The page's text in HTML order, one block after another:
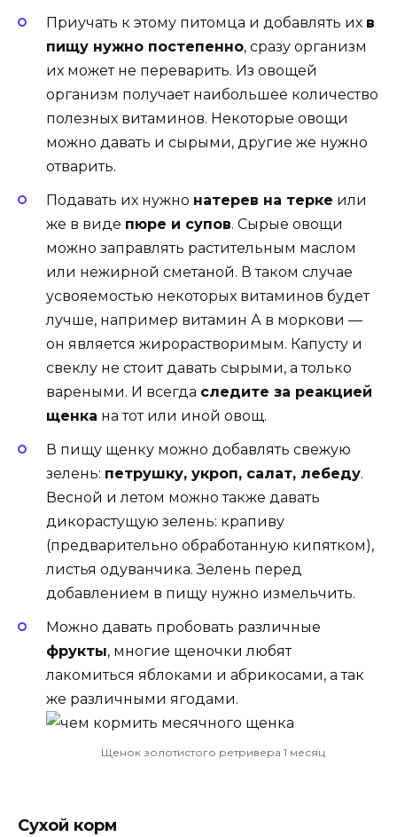
Приучать к этому питомца и добавлять их в
пищу нужно постепенно, сразу организм
их может не переварить. Из овощей
организм получает наибольшее количество
полезных витаминов. Некоторые овощи
можно давать и сырыми, другие же нужно
отварить.
Подавать их нужно натерев на терке или
же в виде пюре и супов. Сырые овощи
можно заправлять растительным маслом
или нежирной сметаной. В таком случае
усвояемостью некоторых витаминов будет
лучше, например витамин А в моркови —
он является жирорастворимым. Капусту и
свеклу не стоит давать сырыми, а только
вареными. И всегда следите за реакцией
щенка на тот или иной овощ.
В пищу щенку можно добавлять свежую
зелень: петрушку, укроп, салат, лебеду.
Весной и летом можно также давать
дикорастущую зелень: крапиву
(предварительно обработанную кипятком),
листья одуванчика. Зелень перед
добавлением в пищу нужно измельчить.
Можно давать пробовать различные
фрукты, многие щеночки любят
лакомиться яблоками и абрикосами, а так
же различными ягодами.
Щенок золотистого ретривера 1 месяц
Сухой корм